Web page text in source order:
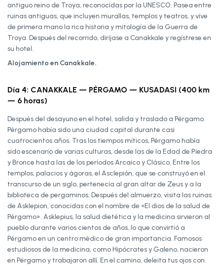
antiguo reino de Troya, reconocidas por la UNESCO. Pasea entre
ruinas antiguas, que incluyen murallas, templos y teatros, y vive
de primera mano la rica historia y mitología de la Guerra de
Troya. Después del recorrido, diríjase a Canakkale y regístrese en
su hotel.
Alojamiento en Canakkale.
Día 4: CANAKKALE — PÉRGAMO — KUSADASI (400 km
— 6 horas)
Después del desayuno en el hotel, salida y traslado a Pérgamo.
Pérgamo había sido una ciudad capital durante casi
cuatrocientos años. Tras los tiempos míticos, Pérgamo había
sido escenario de varias culturas, desde las de la Edad de Piedra
y Bronce hasta las de los períodos Arcaico y Clásico. Entre los
templos, palacios y ágoras, el Asclepión, que se construyó en el
transcurso de un siglo, pertenecía al gran altar de Zeus y a la
biblioteca de pergaminos. Después del almuerzo, visita las ruinas
de Asklepion, conocidas con el nombre de «El dios de la salud de
Pérgamo». Asklepius, la salud dietética y la medicina sirvieron al
pueblo durante varios cientos de años, lo que convirtió a
Pérgamo en un centro médico de gran importancia. Famosos
estudiosos de la medicina, como Hipócrates y Galeno, nacieron
en Pérgamo y trabajaron allí. En el camino, deleita tus ojos con